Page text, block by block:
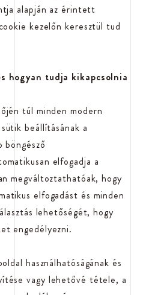
alapján az érintett
kezelőn keresztül tud
hogyan tudja kikapcsolnia
túl minden modern
beállításának a
elfogadja a
megváltoztathatóak, hogy
elfogadást és minden
lehetőségét, hogy
engedélyezni.
használhatóságának és
vagy lehetővé tétele, a